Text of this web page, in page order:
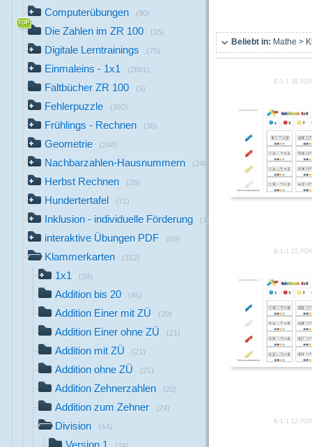
Computerübungen (90)
Die Zahlen im ZR 100 (15)
Digitale Lerntrainings (75)
Einmaleins - 1x1 (2881)
Faltbücher ZR 100 (5)
Fehlerpuzzle (392)
Frühlings - Rechnen (36)
Geometrie (248)
Nachbarzahlen-Hausnummern (24)
Herbst Rechnen (28)
Hundertertafel (71)
Inklusion - individuelle Förderung (13)
interaktive Übungen PDF (69)
Klammerkarten (312)
1x1 (38)
Addition bis 20 (45)
Addition Einer mit ZÜ (20)
Addition Einer ohne ZÜ (21)
Addition mit ZÜ (21)
Addition ohne ZÜ (21)
Addition Zehnerzahlen (20)
Addition zum Zehner (24)
Division (44)
Version 1
Beliebt in: Mathe >
K-1-1
K-1-1
K-1-1